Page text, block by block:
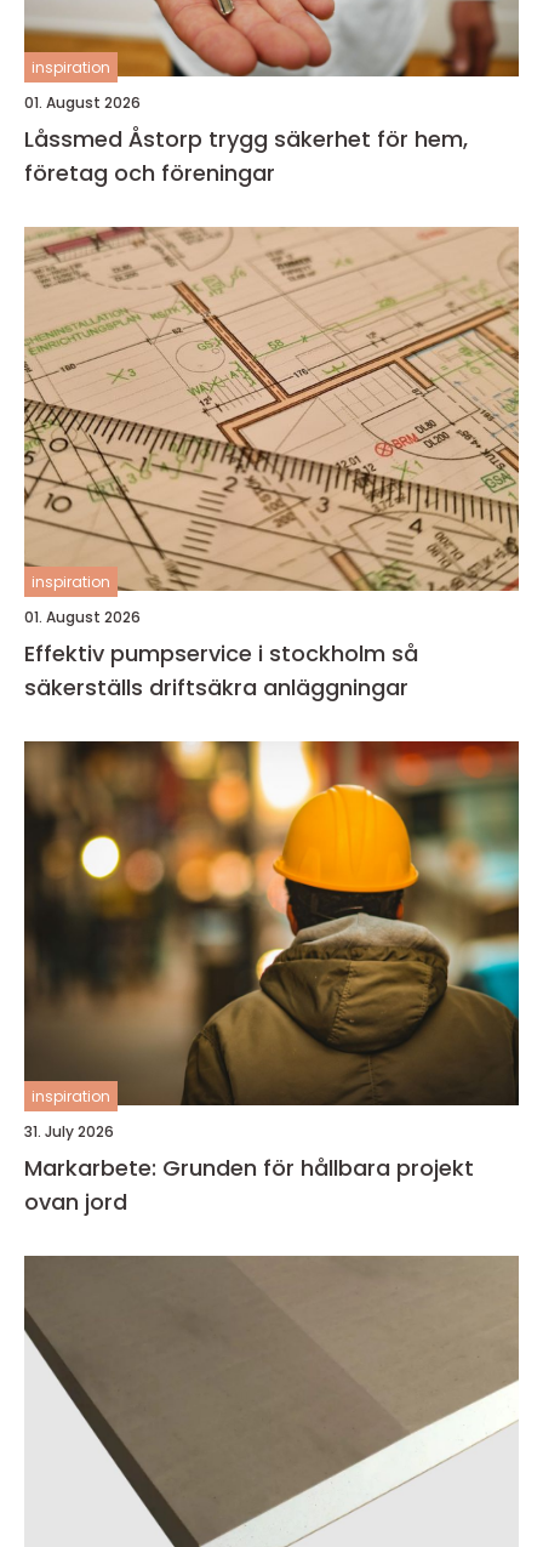
inspiration
01. August 2026
Låssmed Åstorp trygg säkerhet för hem,
företag och föreningar
inspiration
01. August 2026
Effektiv pumpservice i stockholm så
säkerställs driftsäkra anläggningar
inspiration
31. July 2026
Markarbete: Grunden för hållbara projekt
ovan jord